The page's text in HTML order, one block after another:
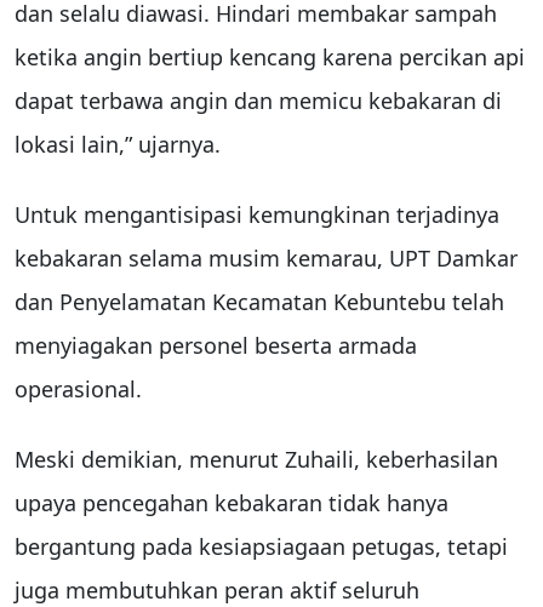
dan selalu diawasi. Hindari membakar sampah
ketika angin bertiup kencang karena percikan api
dapat terbawa angin dan memicu kebakaran di
lokasi lain,” ujarnya.
Untuk mengantisipasi kemungkinan terjadinya
kebakaran selama musim kemarau, UPT Damkar
dan Penyelamatan Kecamatan Kebuntebu telah
menyiagakan personel beserta armada
operasional.
Meski demikian, menurut Zuhaili, keberhasilan
upaya pencegahan kebakaran tidak hanya
bergantung pada kesiapsiagaan petugas, tetapi
juga membutuhkan peran aktif seluruh